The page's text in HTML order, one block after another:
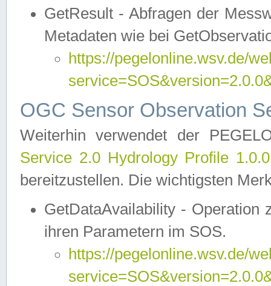
GetResult - Abfragen der
Metadaten wie bei
https://pegelonline.wsv.de/
OGC Sensor Observation
Weiterhin verwendet der
Service 2.0 Hydrology Profile
bereitzustellen. Die wichtigsten
GetDataAvailability - Operation
ihren Parametern im SOS.
https://pegelonline.wsv.de/